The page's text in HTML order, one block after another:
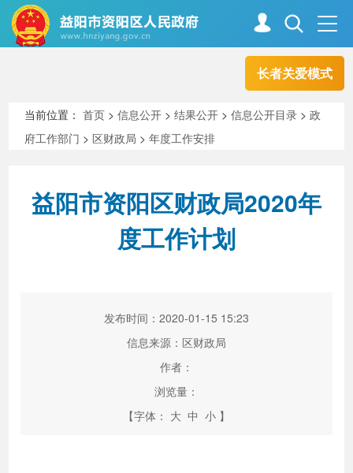
长者关爱模式
走进资阳
新闻中心 解读回应
高效办成一件事
当前位置：首页 >信息公开 >结果公开 >信息公开目录 >政
府工作部门 > 区财政局 >年度工作安排
益阳市资阳区财政局2020年
度工作计划
发布时间：2020-01-15 15:23
信息来源：区财政局
作者：
浏览量：
【字体： 大 中 小 】